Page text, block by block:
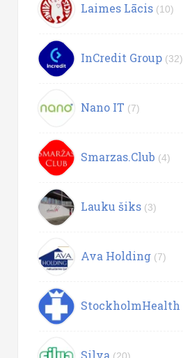
Laimes Lācis (10)
InCredit Group (32)
Nano IT (7)
Smarzas.Club (4)
Lauku šiks (3)
Ava Holding (7)
StockholmHealth
Silva